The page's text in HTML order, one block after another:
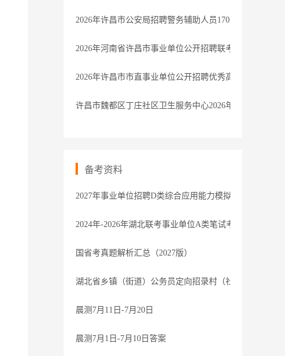
2026年许昌市公安局招聘警务辅助人员170名公告
2026年河南省许昌市事业单位公开招聘联考体检结果公告
2026年许昌市市直事业单位公开招聘优秀高校毕业生拟
许昌市魏都区丁庄社区卫生服务中心2026年公开招聘专
备考资料
2027年事业单位招聘D类综合应用能力模拟卷1解析
2024年-2026年湖北联考事业单位A类笔试考题-参考答案
国省考真题解析汇总（2027版）
湖北省乡镇（街道）公务员定向招录村（社区）干部笔
晨测7月11日-7月20日
晨测7月1日-7月10日答案